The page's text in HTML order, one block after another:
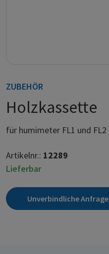
ZUBEHÖR
Holzkassette
für humimeter FL1 und FL2
Artikelnr.: 12289
Lieferbar
Unverbindliche Anfrage